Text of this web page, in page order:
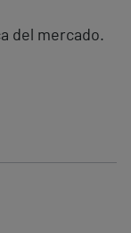
del mercado.